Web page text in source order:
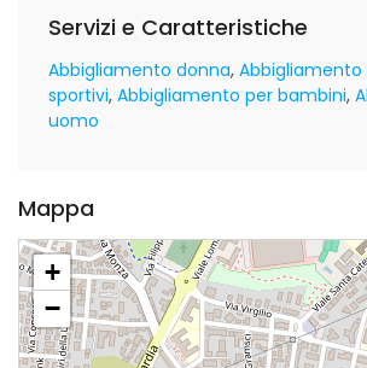
Servizi e Caratteristiche
Abbigliamento donna Abbigliamento
sportivi Abbigliamento per bambini
uomo
Mappa
+
−